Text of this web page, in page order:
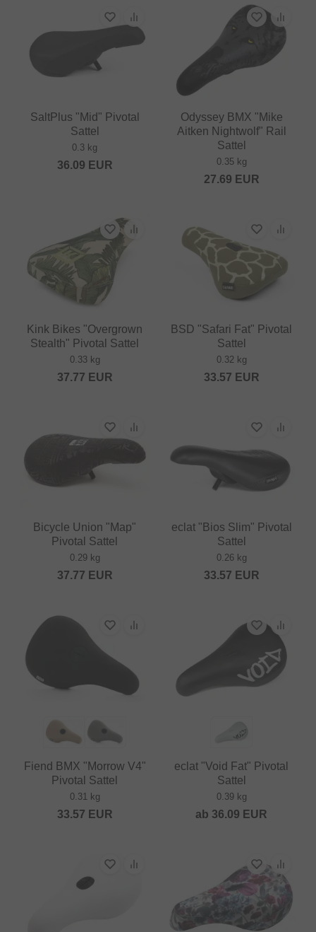
SaltPlus "Mid" Pivotal
Sattel
0.3 kg
36.09 EUR
Odyssey BMX "Mike
Aitken Nightwolf" Rail
Sattel
0.35 kg
27.69 EUR
Kink Bikes "Overgrown
Stealth" Pivotal Sattel
0.33 kg
37.77 EUR
BSD "Safari Fat" Pivotal
Sattel
0.32 kg
33.57 EUR
Bicycle Union "Map"
Pivotal Sattel
0.29 kg
37.77 EUR
eclat "Bios Slim" Pivotal
Sattel
0.26 kg
33.57 EUR
Fiend BMX "Morrow V4"
Pivotal Sattel
0.31 kg
33.57 EUR
eclat "Void Fat" Pivotal
Sattel
0.39 kg
ab 36.09 EUR